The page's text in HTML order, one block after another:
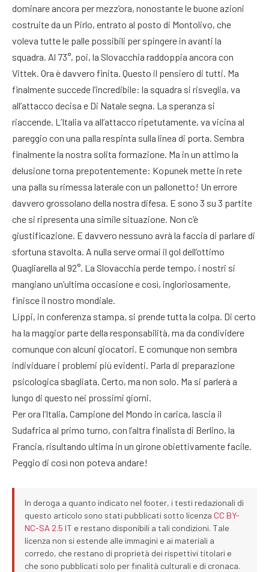
dominare ancora per mezz’ora, nonostante le buone azioni
costruite da un Pirlo, entrato al posto di Montolivo, che
voleva tutte le palle possibili per spingere in avanti la
squadra. Al 73°, poi, la Slovacchia raddoppia ancora con
Vittek. Ora è davvero finita. Questo il pensiero di tutti. Ma
finalmente succede l’incredibile: la squadra si risveglia, va
all’attacco decisa e Di Natale segna. La speranza si
riaccende. L’Italia va all’attacco ripetutamente, va vicina al
pareggio con una palla respinta sulla linea di porta. Sembra
finalmente la nostra solita formazione. Ma in un attimo la
delusione torna prepotentemente: Kopunek mette in rete
una palla su rimessa laterale con un pallonetto! Un errore
davvero grossolano della nostra difesa. E sono 3 su 3 partite
che si ripresenta una simile situazione. Non c’è
giustificazione. E davvero nessuno avrà la faccia di parlare di
sfortuna stavolta. A nulla serve ormai il gol dell’ottimo
Quagliarella al 92°. La Slovacchia perde tempo, i nostri si
mangiano un’ultima occasione e così, ingloriosamente,
finisce il nostro mondiale.
Lippi, in conferenza stampa, si prende tutta la colpa. Di certo
ha la maggior parte della responsabilità, ma da condividere
comunque con alcuni giocatori. E comunque non sembra
individuare i problemi più evidenti. Parla di preparazione
psicologica sbagliata. Certo, ma non solo. Ma si parlerà a
lungo di questo nei prossimi giorni.
Per ora l’Italia, Campione del Mondo in carica, lascia il
Sudafrica al primo turno, con l’altra finalista di Berlino, la
Francia, risultando ultima in un girone obiettivamente facile.
Peggio di così non poteva andare!
In deroga a quanto indicato nel footer, i testi redazionali di
questo articolo sono stati pubblicati sotto licenza CC BY-
NC-SA 2.5 IT e restano disponibili a tali condizioni. Tale
licenza non si estende alle immagini e ai materiali a
corredo, che restano di proprietà dei rispettivi titolari e
che sono pubblicati solo per finalità culturali e di cronaca.